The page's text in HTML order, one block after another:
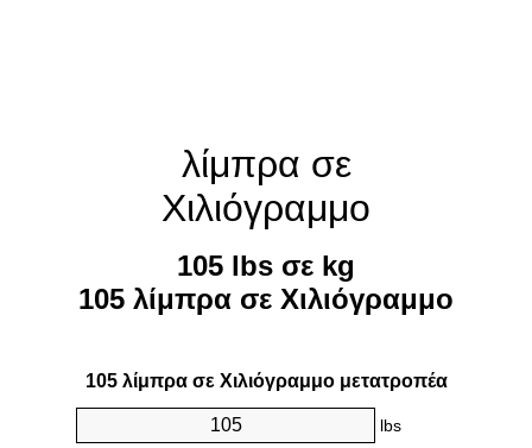
λίμπρα σε
Χιλιόγραμμο
105 lbs σε kg
105 λίμπρα σε Χιλιόγραμμο
105 λίμπρα σε Χιλιόγραμμο μετατροπέα
lbs